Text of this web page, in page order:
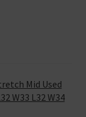
Mid Used
W33 L32 W34